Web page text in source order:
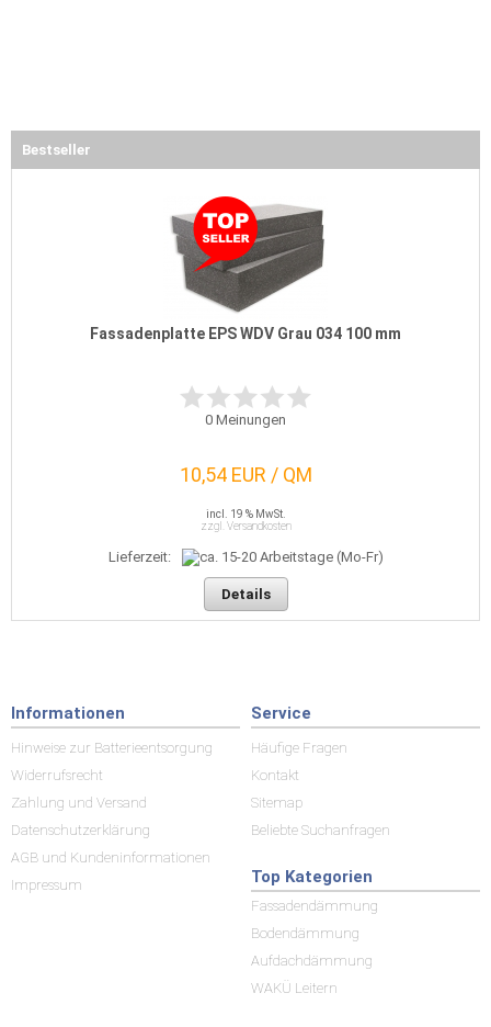
Bestseller
Fassadenplatte EPS WDV Grau 034 100 mm
0 Meinungen
10,54 EUR / QM
incl. 19 % MwSt.
zzgl. Versandkosten
Lieferzeit:
Details
Informationen
Hinweise zur Batterieentsorgung
Widerrufsrecht
Zahlung und Versand
Datenschutzerklärung
AGB und Kundeninformationen
Impressum
Service
Häufige Fragen
Kontakt
Sitemap
Beliebte Suchanfragen
Top Kategorien
Fassadendämmung
Bodendämmung
Aufdachdämmung
WAKÜ Leitern